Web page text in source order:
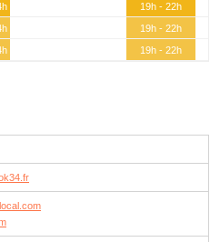
19h - 22h
19h - 22h
19h - 22h